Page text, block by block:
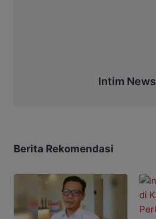
Intim News
Berita Rekomendasi